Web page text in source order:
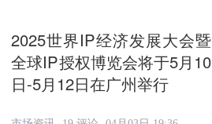
2025世界IP经济发展大会暨
全球IP授权博览会将于5月10
日-5月12日在广州举行